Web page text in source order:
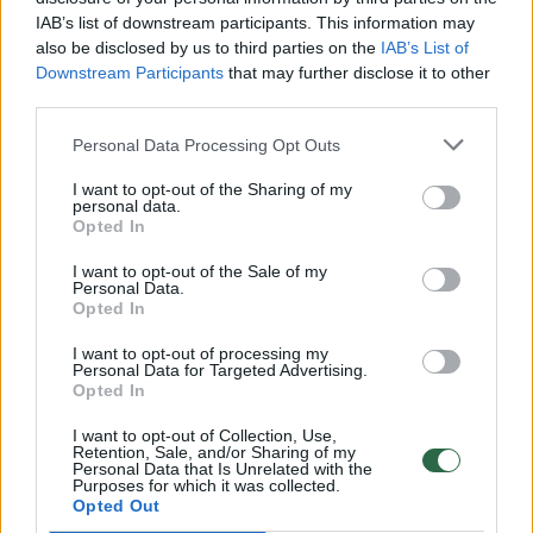
IAB’s list of downstream participants. This information may
also be disclosed by us to third parties on the IAB’s List of
Downstream Participants that may further disclose it to other
Personal Data Processing Opt Outs
I want to opt-out of the Sharing of my
personal data.
Opted In
I want to opt-out of the Sale of my
Personal Data.
Opted In
I want to opt-out of processing my
Personal Data for Targeted Advertising.
Opted In
I want to opt-out of Collection, Use,
Retention, Sale, and/or Sharing of my
Personal Data that Is Unrelated with the
Purposes for which it was collected.
Opted Out
00:00:30
Vaizdai iš tragiškos avarijos Vilniaus r.: dviejų moterų ir
vaiko gyvybių išgelbėti nepavyko
Savaitės vidurys nusimato karštas: temperatūra kils iki
32 laipsnių šilumos
Ukrainos politikoje: jis yra neteisus
Laidos | Nauja diena
00:00:57
Sinoptikai atsakė, kokiais orais užbaigsime darbo
savaitę: karščiai atsitrauks